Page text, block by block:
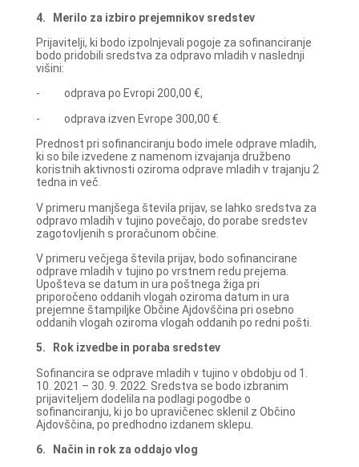
4. Merilo za izbiro prejemnikov sredstev
Prijavitelji, ki bodo izpolnjevali pogoje za sofinanciranje
bodo pridobili sredstva za odpravo mladih v naslednji
višini:
- odprava po Evropi 200,00 €,
- odprava izven Evrope 300,00 €.
Prednost pri sofinanciranju bodo imele odprave mladih,
ki so bile izvedene z namenom izvajanja družbeno
koristnih aktivnosti oziroma odprave mladih v trajanju 2
tedna in več.
V primeru manjšega števila prijav, se lahko sredstva za
odpravo mladih v tujino povečajo, do porabe sredstev
zagotovljenih s proračunom občine.
V primeru večjega števila prijav, bodo sofinancirane
odprave mladih v tujino po vrstnem redu prejema.
Upošteva se datum in ura poštnega žiga pri
priporočeno oddanih vlogah oziroma datum in ura
prejemne štampiljke Občine Ajdovščina pri osebno
oddanih vlogah oziroma vlogah oddanih po redni pošti.
5.
Rok izvedbe in poraba sredstev
Sofinancira se odprave mladih v tujino v obdobju od 1.
10. 2021 – 30. 9. 2022. Sredstva se bodo izbranim
prijaviteljem dodelila na podlagi pogodbe o
sofinanciranju, ki jo bo upravičenec sklenil z Občino
Ajdovščina, po predhodno izdanem sklepu.
6.
Način in rok za oddajo vlog